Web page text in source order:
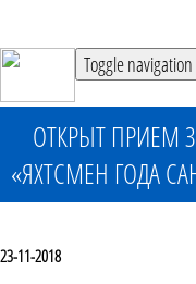
Toggle navigation
ОТКРЫТ ПРИЕМ
«ЯХТСМЕН ГОДА
23-11-2018